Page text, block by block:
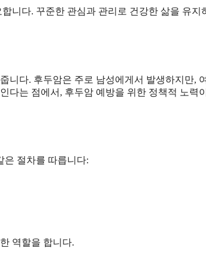
니다. 꾸준한 관심과 관리로 건강한 삶을 유지
니다. 후두암은 주로 남성에게서 발생하지만,
다는 점에서, 후두암 예방을 위한 정책적 노력
은 절차를 따릅니다:
역할을 합니다.